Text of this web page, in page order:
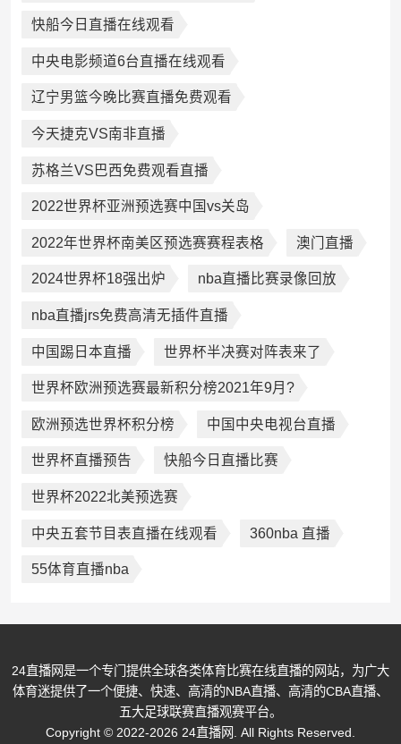
快船今日直播在线观看
中央电影频道6台直播在线观看
辽宁男篮今晚比赛直播免费观看
今天捷克VS南非直播
苏格兰VS巴西免费观看直播
2022世界杯亚洲预选赛中国vs关岛
2022年世界杯南美区预选赛赛程表格 澳门直播
2024世界杯18强出炉 nba直播比赛录像回放
nba直播jrs免费高清无插件直播
中国踢日本直播 世界杯半决赛对阵表来了
世界杯欧洲预选赛最新积分榜2021年9月?
欧洲预选世界杯积分榜 中国中央电视台直播
世界杯直播预告 快船今日直播比赛
世界杯2022北美预选赛
中央五套节目表直播在线观看 360nba 直播
55体育直播nba
24直播网是一个专门提供全球各类体育比赛在线直播的网站，为广大
体育迷提供了一个便捷、快速、高清的NBA直播、高清的CBA直播、
五大足球联赛直播观赛平台。
Copyright © 2022-2026 24直播网. All Rights Reserved.